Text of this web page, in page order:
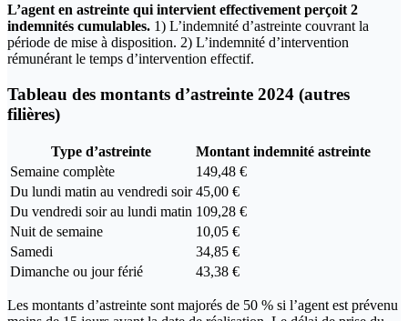
L’agent en astreinte qui intervient effectivement perçoit 2
indemnités cumulables. 1) L’indemnité d’astreinte couvrant la
période de mise à disposition. 2) L’indemnité d’intervention
rémunérant le temps d’intervention effectif.
Tableau des montants d’astreinte 2024 (autres
filières)
Type d’astreinte
Montant indemnité astreinte
Semaine complète
149,48 €
Du lundi matin au vendredi soir 45,00 €
Du vendredi soir au lundi matin 109,28 €
Nuit de semaine
10,05 €
Samedi
34,85 €
Dimanche ou jour férié
43,38 €
Les montants d’astreinte sont majorés de 50 % si l’agent est prévenu